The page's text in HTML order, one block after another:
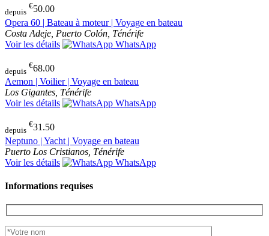
depuis
€50.00
Opera 60 | Bateau à moteur | Voyage en bateau
Costa Adeje, Puerto Colón, Ténérife
Voir les détails
WhatsApp
depuis
€68.00
Aemon | Voilier | Voyage en bateau
Los Gigantes, Ténérife
Voir les détails
WhatsApp
depuis
€31.50
Neptuno | Yacht | Voyage en bateau
Puerto Los Cristianos, Ténérife
Voir les détails
WhatsApp
Informations requises